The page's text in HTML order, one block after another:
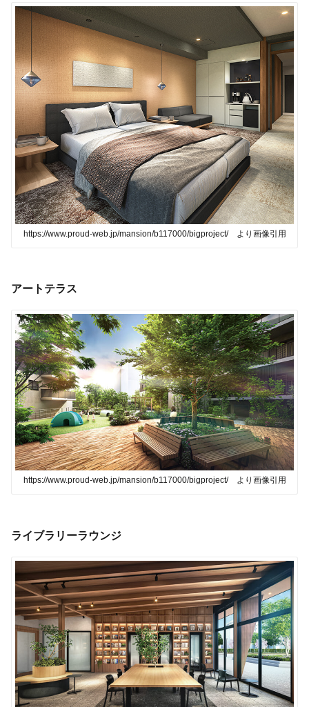
https://www.proud-web.jp/mansion/b117000/bigproject/ より画像引用
アートテラス
https://www.proud-web.jp/mansion/b117000/bigproject/ より画像引用
ライブラリーラウンジ